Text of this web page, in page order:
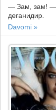
— Зам, зам! —
деганидир.
Davomi »